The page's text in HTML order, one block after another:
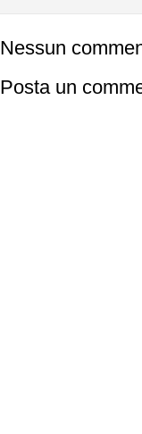
Nessun
Posta un